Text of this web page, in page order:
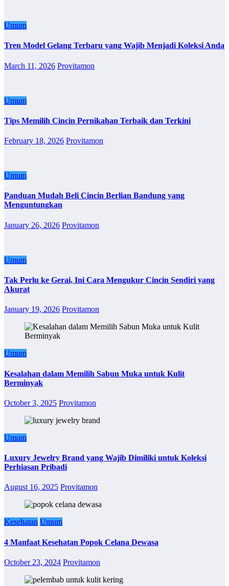
Umum
Tren Model Gelang Terbaru yang Wajib Menjadi Koleksi Anda
March 11, 2026 Provitamon
Umum
Tips Memilih Cincin Pernikahan Terbaik dan Terkini
February 18, 2026 Provitamon
Umum
Panduan Mudah Beli Cincin Berlian Bandung yang
Menguntungkan
January 26, 2026 Provitamon
Umum
Tak Perlu ke Gerai, Ini Cara Mengukur Cincin Sendiri yang
Akurat
January 19, 2026 Provitamon
Umum
Kesalahan dalam Memilih Sabun Muka untuk Kulit
Berminyak
October 3, 2025 Provitamon
Umum
Luxury Jewelry Brand yang Wajib Dimiliki untuk Koleksi
Perhiasan Pribadi
August 16, 2025 Provitamon
Kesehatan Umum
4 Manfaat Kesehatan Popok Celana Dewasa
October 23, 2024 Provitamon